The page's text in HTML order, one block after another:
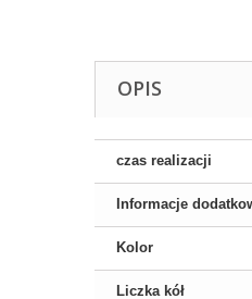
OPIS
czas realizacji
Informacje
Kolor
Liczka kół